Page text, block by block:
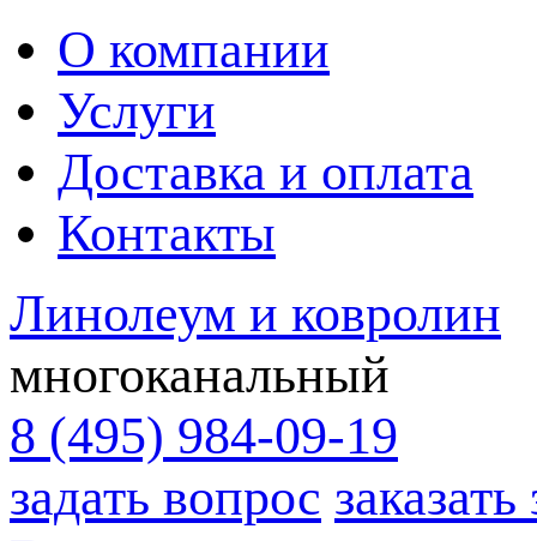
О компании
Услуги
Доставка и оплата
Контакты
Линолеум и ковролин
многоканальный
8 (495) 984-09-19
задать вопрос